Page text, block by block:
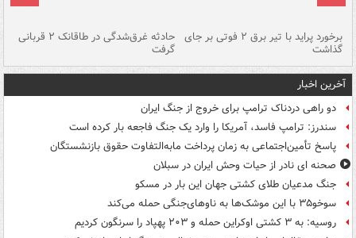
برخورد پراید با تیر برق ۲ فوتی بر جای
گذاشت
حادثه غرق‌شدگی در طاقانک ۲ قربانی
گرفت
آخرین اخبار
دو راهی دردناک ترامپ برای خروج از جنگ ایران
سندرز: ترامپ فاسد، آمریکا را وارد یک جنگ فاجعه بار کرده است
پاسخ تأمین‌اجتماعی به زمان پرداخت مابه‌التفاوت حقوق بازنشستگان
صحنه ای نادر از حیات وحش ایران در سبلان
جنگ مدعیان طلای کشتی جهان این بار در مسکو
سوخو۳۵ با این موشک‌ها به ناوهای‌جنگی حمله می‌کند
روسیه: به ۳ کشتی اوکراین حمله و ۲۰۳ پهپاد را سرنگون کردیم